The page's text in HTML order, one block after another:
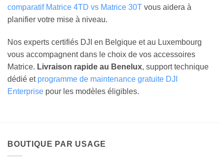
comparatif Matrice 4TD vs Matrice 30T vous aidera à
planifier votre mise à niveau.
Nos experts certifiés DJI en Belgique et au Luxembourg
vous accompagnent dans le choix de vos accessoires
Matrice. Livraison rapide au Benelux, support technique
dédié et programme de maintenance gratuite DJI
Enterprise pour les modèles éligibles.
BOUTIQUE PAR USAGE